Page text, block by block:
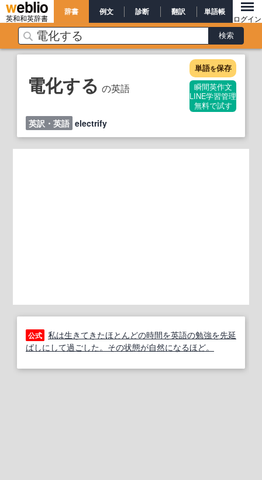
英和和英辞書
辞書 例文 診断 翻訳 単語帳
ログイン
電化する の英語
単語を保存
瞬間英作文
LINE学習管理
無料で試す
英訳・英語 electrify
公式 私は生きてきたほとんどの時間を英語の勉強を先延
ばしにして過ごした。その状態が自然になるほど。